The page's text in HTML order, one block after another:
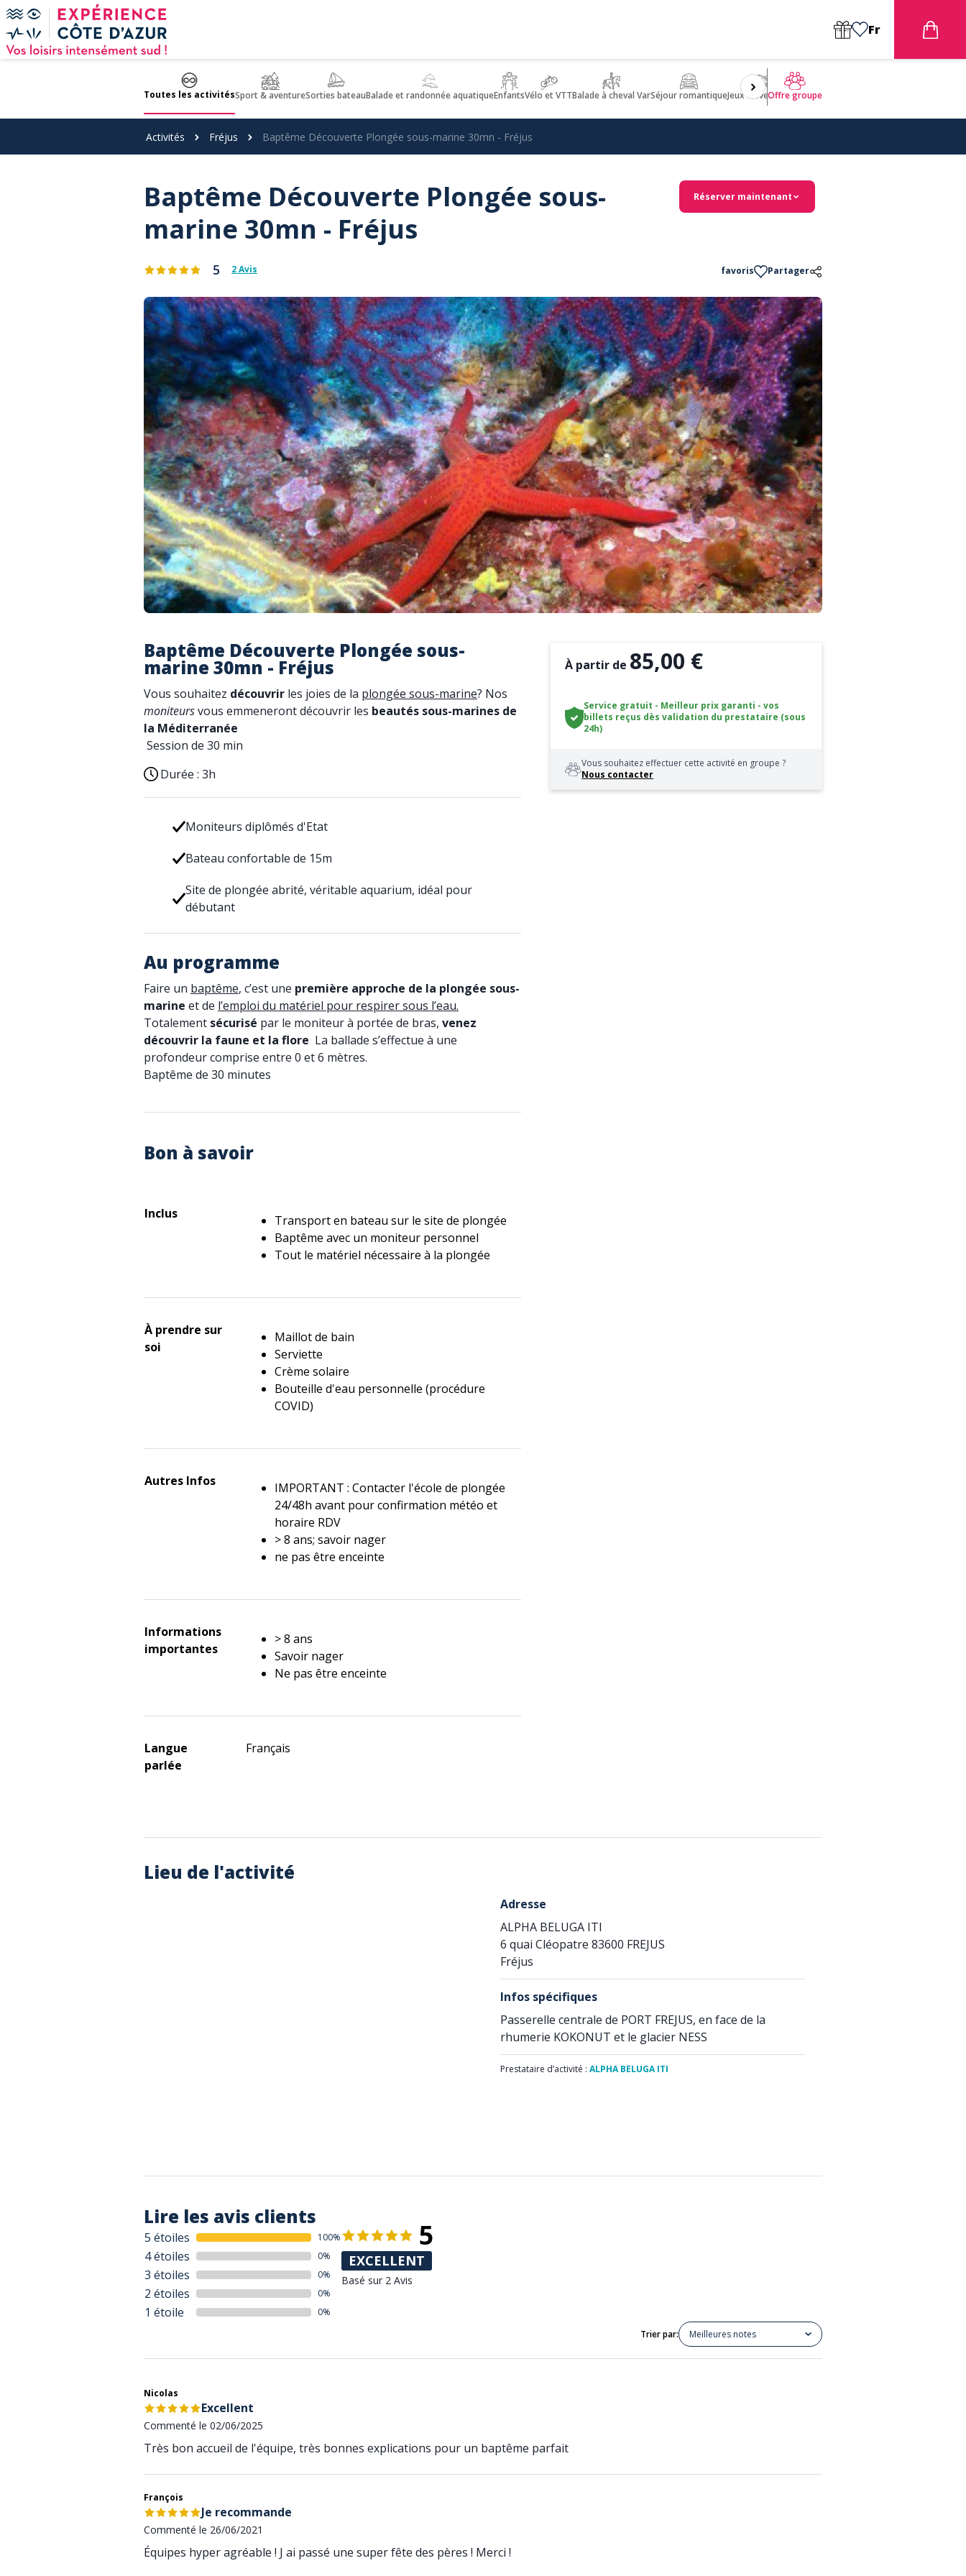
Panneau de gestion des cookies
Fr
Toutes les activitésSport & aventureSorties bateauBalade et randonnée aquatiqueEnfantsVélo et VTTBalade à cheval VarSéjour romantiqueJeux d'aventuresBien être
Offre groupe
Activités Fréjus Baptême Découverte Plongée sous-marine 30mn - Fréjus
Baptême Découverte Plongée sous-
marine 30mn - Fréjus
Réserver maintenant
5 2 Avis favoris Partager
Baptême Découverte Plongée sous-
marine 30mn - Fréjus
Vous souhaitez découvrir les joies de la plongée sous-marine? Nos
moniteursvous emmeneront découvrir les beautés sous-marines de
la Méditerranée
Session de 30 min
Durée : 3h
Moniteurs diplômés d'Etat
Bateau confortable de 15m
Site de plongée abrité, véritable aquarium, idéal pour
débutant
Au programme
Faire un baptême, c’est une première approche de la plongée sous-
marine et de l’emploi du matériel pour respirer sous l’eau.
Totalement sécurisé par le moniteur à portée de bras, venez
découvrir la faune et la flore La ballade s’effectue à une
profondeur comprise entre 0 et 6 mètres.
Baptême de 30 minutes
Bon à savoir
Inclus
Transport en bateau sur le site de plongée
Baptême avec un moniteur personnel
Tout le matériel nécessaire à la plongée
À prendre sur
soi
Maillot de bain
Serviette
Crème solaire
Bouteille d'eau personnelle (procédure
COVID)
Autres Infos
IMPORTANT : Contacter l'école de plongée
24/48h avant pour confirmation météo et
horaire RDV
> 8 ans; savoir nager
ne pas être enceinte
Informations
importantes
> 8 ans
Savoir nager
Ne pas être enceinte
Langue
parlée
Français
À partir de 85,00 €
Service gratuit - Meilleur prix garanti - vos
billets reçus dès validation du prestataire (sous
24h)
Vous souhaitez effectuer cette activité en groupe ?
Nous contacter
Lieu de l'activité
Adresse
ALPHA BELUGA ITI
6 quai Cléopatre 83600 FREJUS
Fréjus
Infos spécifiques
Passerelle centrale de PORT FREJUS, en face de la
rhumerie KOKONUT et le glacier NESS
Prestataire d’activité : ALPHA BELUGA ITI
Lire les avis clients
5 étoiles 100%
4 étoiles 0%
3 étoiles 0%
2 étoiles 0%
1 étoile 0%
5
EXCELLENT
Basé sur 2 Avis
Trier par: Meilleures notes
Nicolas
Excellent
Commenté le 02/06/2025
Très bon accueil de l'équipe, très bonnes explications pour un baptême parfait
François
Je recommande
Commenté le 26/06/2021
Équipes hyper agréable ! J ai passé une super fête des pères ! Merci !